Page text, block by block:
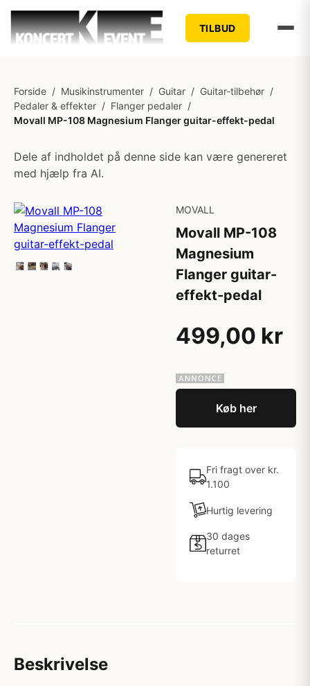
TILBUD
Forside / Musikinstrumenter / Guitar / Guitar-tilbehør /
Pedaler & effekter / Flanger pedaler /
Movall MP-108 Magnesium Flanger guitar-effekt-pedal
Dele af indholdet på denne side kan være genereret
med hjælp fra AI.
MOVALL
Movall MP-108
Magnesium
Flanger guitar-
effekt-pedal
499,00 kr
Køb her
Fri fragt over kr.
1.100
Hurtig levering
30 dages
returret
Beskrivelse